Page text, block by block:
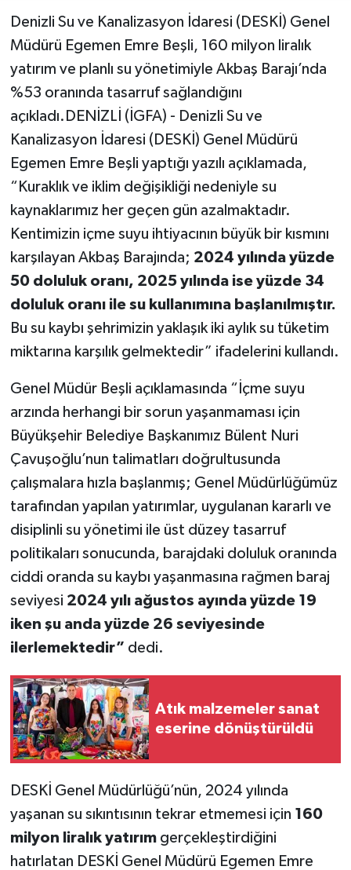
Denizli Su ve Kanalizasyon İdaresi (DESKİ) Genel
Müdürü Egemen Emre Beşli, 160 milyon liralık
yatırım ve planlı su yönetimiyle Akbaş Barajı’nda
%53 oranında tasarruf sağlandığını
açıkladı.DENİZLİ (İGFA) - Denizli Su ve
Kanalizasyon İdaresi (DESKİ) Genel Müdürü
Egemen Emre Beşli yaptığı yazılı açıklamada,
“Kuraklık ve iklim değişikliği nedeniyle su
kaynaklarımız her geçen gün azalmaktadır.
Kentimizin içme suyu ihtiyacının büyük bir kısmını
karşılayan Akbaş Barajında; 2024 yılında yüzde
50 doluluk oranı, 2025 yılında ise yüzde 34
doluluk oranı ile su kullanımına başlanılmıştır.
Bu su kaybı şehrimizin yaklaşık iki aylık su tüketim
miktarına karşılık gelmektedir” ifadelerini kullandı.
Genel Müdür Beşli açıklamasında “İçme suyu
arzında herhangi bir sorun yaşanmaması için
Büyükşehir Belediye Başkanımız Bülent Nuri
Çavuşoğlu’nun talimatları doğrultusunda
çalışmalara hızla başlanmış; Genel Müdürlüğümüz
tarafından yapılan yatırımlar, uygulanan kararlı ve
disiplinli su yönetimi ile üst düzey tasarruf
politikaları sonucunda, barajdaki doluluk oranında
ciddi oranda su kaybı yaşanmasına rağmen baraj
seviyesi 2024 yılı ağustos ayında yüzde 19
iken şu anda yüzde 26 seviyesinde
ilerlemektedir” dedi.
Atık malzemeler sanat
eserine dönüştürüldü
DESKİ Genel Müdürlüğü’nün, 2024 yılında
yaşanan su sıkıntısının tekrar etmemesi için 160
milyon liralık yatırımgerçekleştirdiğini
hatırlatan DESKİ Genel Müdürü Egemen Emre